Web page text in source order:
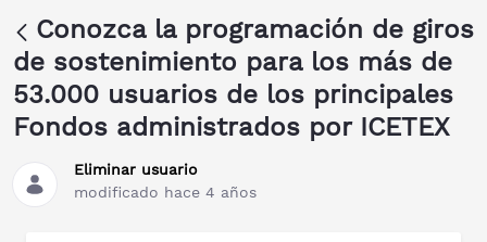
Conozca la programación de giros
de sostenimiento para los más de
53.000 usuarios de los principales
Fondos administrados por ICETEX
Eliminar usuario
modificado hace 4 años